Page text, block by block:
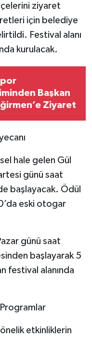
ziyaret
için belediye
Festival alanı
kurulacak.
Başkan
Ziyaret
hale gelen Gül
günü saat
başlayacak. Ödül
eski otogar
günü saat
başlayarak 5
festival alanında
etkinliklerin